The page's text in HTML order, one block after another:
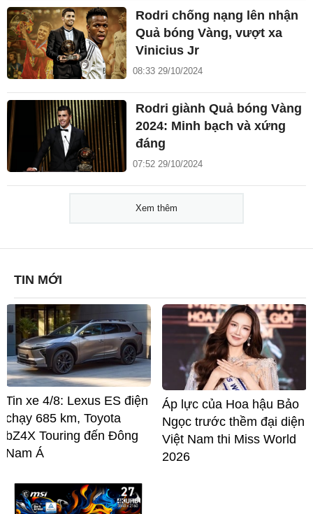
Rodri chống nạng lên nhận
Quả bóng Vàng, vượt xa
Vinicius Jr
08:33 29/10/2024
Rodri giành Quả bóng Vàng
2024: Minh bạch và xứng
đáng
07:52 29/10/2024
Xem thêm
TIN MỚI
Tin xe 4/8: Lexus ES điện
chạy 685 km, Toyota
bZ4X Touring đến Đông
Nam Á
Áp lực của Hoa hậu Bảo
Ngọc trước thềm đại diện
Việt Nam thi Miss World
2026